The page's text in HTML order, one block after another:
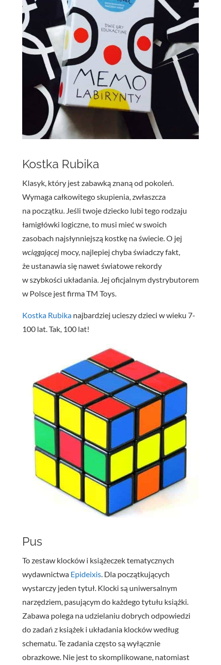
Kostka Rubika
Klasyk, który jest zabawką znaną od pokoleń.
Wymaga całkowitego skupienia, zwłaszcza
na początku. Jeśli twoje dziecko lubi tego rodzaju
łamigłówki logiczne, to musi mieć w swoich
zasobach najsłynniejszą kostkę na świecie. O jej
wciągającejmocy, najlepiej chyba świadczy fakt,
że ustanawia się nawet światowe rekordy
w szybkości układania. Jej oficjalnym dystrybutorem
w Polsce jest firma TM Toys.
Kostka Rubikanajbardziej ucieszy dzieci w wieku 7-
100 lat. Tak, 100 lat!
Pus
To zestaw klocków i książeczek tematycznych
wydawnictwa Epideixis. Dla początkujących
wystarczy jeden tytuł. Klocki są uniwersalnym
narzędziem, pasującym do każdego tytułu książki.
Zabawa polega na udzielaniu dobrych odpowiedzi
do zadań z książek i układania klocków według
schematu. Te zadania często są wyłącznie
obrazkowe. Nie jest to skomplikowane, natomiast